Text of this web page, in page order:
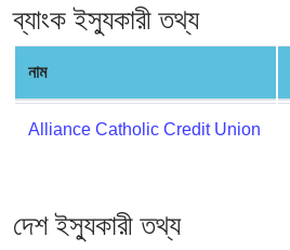
Random
Credit
Card
Generator
Generate
from
BIN
ব্যাংক ইস্যুকারী তথ্য
নাম
Alliance Catholic Credit Union
দেশ ইস্যুকারী তথ্য